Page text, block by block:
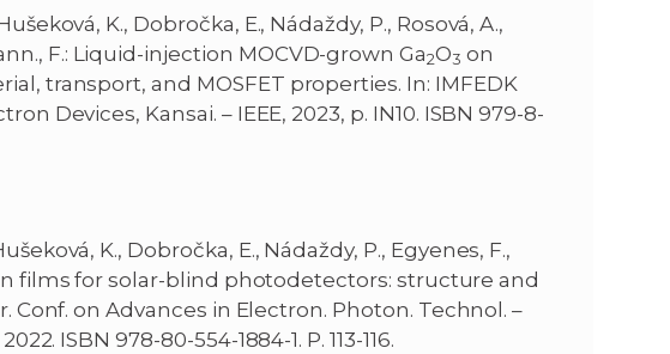
K., Dobročka, E., Nádaždy, P., Rosová, A.,
F.: Liquid-injection MOCVD-grown Ga2O3 on
transport, and MOSFET properties. In: IMFEDK
Devices, Kansai. – IEEE, 2023, p. IN10. ISBN 979-8-
K., Dobročka, E., Nádaždy, P., Egyenes, F.,
films for solar-blind photodetectors: structure and
Conf. on Advances in Electron. Photon. Technol. –
ISBN 978-80-554-1884-1. P. 113-116.